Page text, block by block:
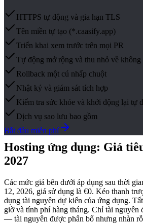
HTTPS tự động và gia hạn TLS
Tên miền tự tạo (*.caasify.app)
Triển khai xem trước trên mọi PR
Tự động mở rộng và thu nhỏ về không
Rollback một cú nhấp chuột
Nhật ký và giám sát tích hợp
Kiểm tra sức khỏe và khởi động lại tự
Dịch vụ sao lưu bao gồm
Bắt đầu miễn phí
Hosting ứng dụng: Giá
2027
Các mức giá bên dưới áp dụng sau thời
12, 2026, giá sử dụng là €0. Kéo thanh
dụng tài nguyên dự kiến của ứng dụng.
giờ và tính phí hàng tháng. Chỉ tài nguyên
— tài nguyên được phân bổ nhưng nhàn